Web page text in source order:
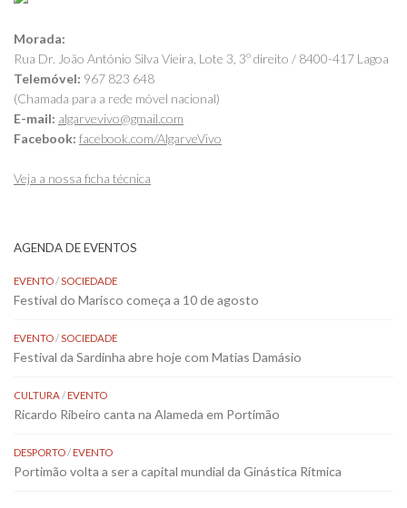
Morada:
Rua Dr. João António Silva Vieira, Lote 3, 3º direito / 8400-417 Lagoa
Telemóvel: 967 823 648
(Chamada para a rede móvel nacional)
E-mail: algarvevivo@gmail.com
Facebook: facebook.com/AlgarveVivo
Veja a nossa ficha técnica
AGENDA DE EVENTOS
EVENTO/SOCIEDADE
Festival do Marisco começa a 10 de agosto
EVENTO/SOCIEDADE
Festival da Sardinha abre hoje com Matias Damásio
CULTURA/EVENTO
Ricardo Ribeiro canta na Alameda em Portimão
DESPORTO/EVENTO
Portimão volta a ser a capital mundial da Ginástica Rítmica